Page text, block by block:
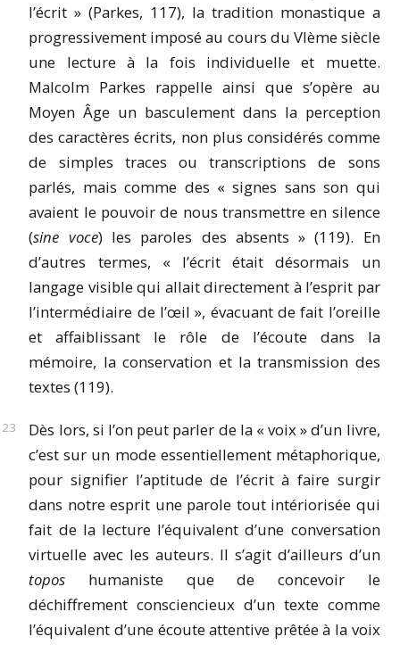
l’écrit » (Parkes, 117), la tradition monastique a
progressivement imposé au cours du VIème siècle
une lecture à la fois individuelle et muette.
Malcolm Parkes rappelle ainsi que s’opère au
Moyen Âge un basculement dans la perception
des caractères écrits, non plus considérés comme
de simples traces ou transcriptions de sons
parlés, mais comme des « signes sans son qui
avaient le pouvoir de nous transmettre en silence
(sine voce) les paroles des absents » (119). En
d’autres termes, « l’écrit était désormais un
langage visible qui allait directement à l’esprit par
l’intermédiaire de l’œil », évacuant de fait l’oreille
et affaiblissant le rôle de l’écoute dans la
mémoire, la conservation et la transmission des
textes (119).
Dès lors, si l’on peut parler de la « voix » d’un livre,
c’est sur un mode essentiellement métaphorique,
pour signifier l’aptitude de l’écrit à faire surgir
dans notre esprit une parole tout intériorisée qui
fait de la lecture l’équivalent d’une conversation
virtuelle avec les auteurs. Il s’agit d’ailleurs d’un
topos humaniste que de concevoir le
déchiffrement consciencieux d’un texte comme
l’équivalent d’une écoute attentive prêtée à la voix